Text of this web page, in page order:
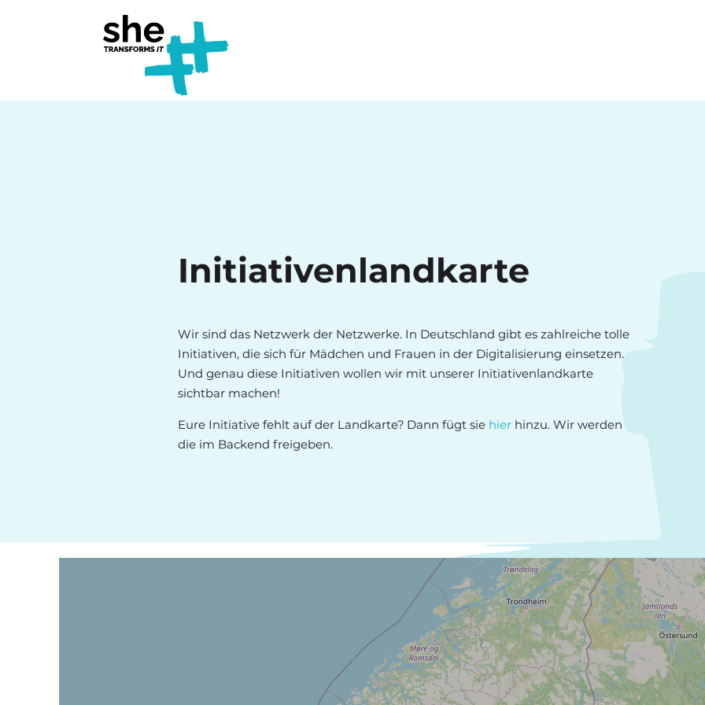
╬
Initiativenlandkarte
Wir sind das Netzwerk der Netzwerke. In Deutschland gibt es zahlreiche tolle
Initiativen, die sich für Mädchen und Frauen in der Digitalisierung einsetzen.
Und genau diese Initiativen wollen wir mit unserer Initiativenlandkarte
sichtbar machen!
Eure Initiative fehlt auf der Landkarte? Dann fügt sie hierhinzu. Wir werden
die im Backend freigeben.